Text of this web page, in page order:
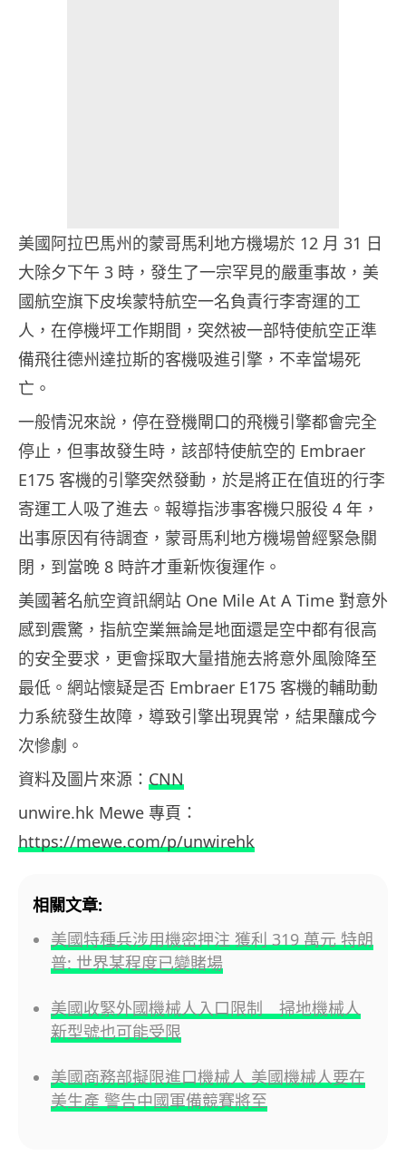
美國阿拉巴馬州的蒙哥馬利地方機場於 12 月 31 日
大除夕下午 3 時，發生了一宗罕見的嚴重事故，美
國航空旗下皮埃蒙特航空一名負責行李寄運的工
人，在停機坪工作期間，突然被一部特使航空正準
備飛往德州達拉斯的客機吸進引擎，不幸當場死
亡。
一般情況來說，停在登機閘口的飛機引擎都會完全
停止，但事故發生時，該部特使航空的 Embraer
E175 客機的引擎突然發動，於是將正在值班的行李
寄運工人吸了進去。報導指涉事客機只服役 4 年，
出事原因有待調查，蒙哥馬利地方機場曾經緊急關
閉，到當晚 8 時許才重新恢復運作。
美國著名航空資訊網站 One Mile At A Time 對意外
感到震驚，指航空業無論是地面還是空中都有很高
的安全要求，更會採取大量措施去將意外風險降至
最低。網站懷疑是否 Embraer E175 客機的輔助動
力系統發生故障，導致引擎出現異常，結果釀成今
次慘劇。
資料及圖片來源： CNN
unwire.hk Mewe 專頁：
https://mewe.com/p/unwirehk
相關文章:
美國特種兵涉用機密押注 獲利 319 萬元 特朗
普: 世界某程度已變賭場
美國收緊外國機械人入口限制 掃地機械人
新型號也可能受限
美國商務部擬限進口機械人 美國機械人要在
美生產 警告中國軍備競賽將至